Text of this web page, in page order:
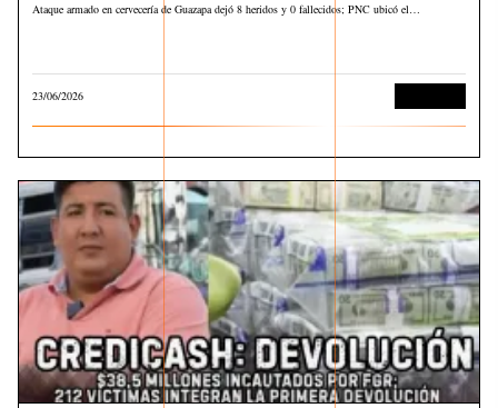
Ataque armado en cervecería de Guazapa dejó 8 heridos y 0 fallecidos; PNC ubicó el…
23/06/2026